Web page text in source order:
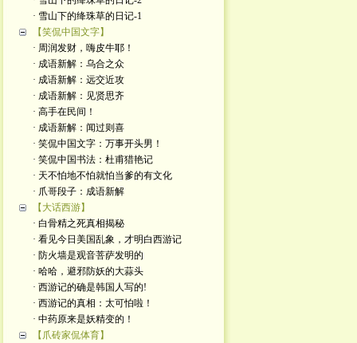
· 雪山下的绛珠草的日记-1
【笑侃中国文字】
· 周润发财，嗨皮牛耶！
· 成语新解：乌合之众
· 成语新解：远交近攻
· 成语新解：见贤思齐
· 高手在民间！
· 成语新解：闻过则喜
· 笑侃中国文字：万事开头男！
· 笑侃中国书法：杜甫猎艳记
· 天不怕地不怕就怕当爹的有文化
· 爪哥段子：成语新解
【大话西游】
· 白骨精之死真相揭秘
· 看见今日美国乱象，才明白西游记
· 防火墙是观音菩萨发明的
· 哈哈，避邪防妖的大蒜头
· 西游记的确是韩国人写的!
· 西游记的真相：太可怕啦！
· 中药原来是妖精变的！
【爪砖家侃体育】